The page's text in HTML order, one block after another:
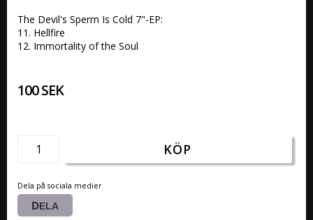
The Devil's Sperm Is Cold 7"-EP:
11. Hellfire
12. Immortality of the Soul
100 SEK
KÖP
Dela på sociala medier
DELA